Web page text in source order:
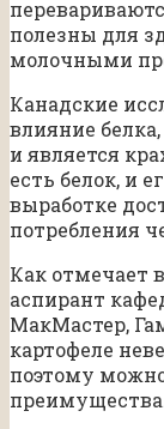
полезны для
молочными
Канадские
влияние
и является
есть белок, и
выработке
потребления
Как отмечает
аспирант
МакМастер,
картофеле
поэтому